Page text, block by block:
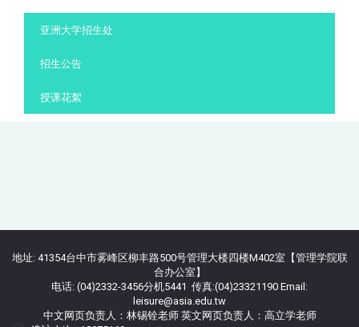
亚洲大学招生处
招生公告
授课花絮
地址: 41354台中市雾峰区柳丰路500号管理大楼四楼M402室【管理学院联
合办公室】
电话: (04)2332-3456分机5441 传真:(04)23321190 Email:
leisure@asia.edu.tw
中文网页负责人：林锡铨老师 英文网页负责人：高立学老师